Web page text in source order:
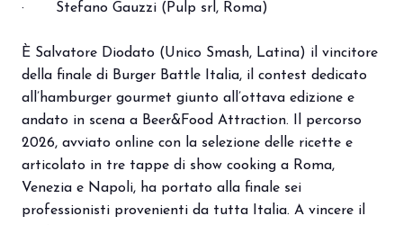
· Stefano Gauzzi (Pulp srl, Roma)
È Salvatore Diodato (Unico Smash, Latina) il vincitore
della finale di Burger Battle Italia, il contest dedicato
all’hamburger gourmet giunto all’ottava edizione e
andato in scena a Beer&Food Attraction. Il percorso
2026, avviato online con la selezione delle ricette e
articolato in tre tappe di show cooking a Roma,
Venezia e Napoli, ha portato alla finale sei
professionisti provenienti da tutta Italia. A vincere il